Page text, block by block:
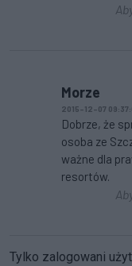
Morze
2015-12-07
Dobrze, że
osoba ze
ważne dla
resortów.
Tylko zalogowani